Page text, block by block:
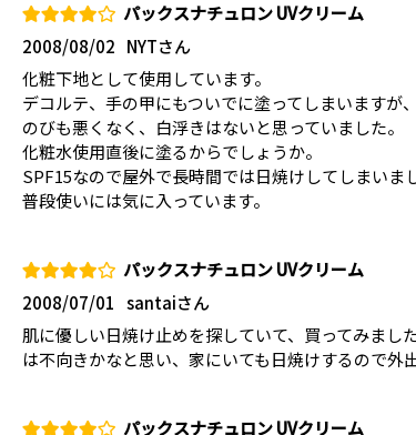
パックスナチュロン UVクリーム
NYTさん
2008/08/02
化粧下地として使用しています。
デコルテ、手の甲にもついでに塗ってしまいますが、
のびも悪くなく、白浮きはないと思っていました。
化粧水使用直後に塗るからでしょうか。
SPF15なので屋外で長時間では日焼けしてしまいま
普段使いには気に入っています。
パックスナチュロン UVクリーム
santaiさん
2008/07/01
肌に優しい日焼け止めを探していて、買ってみま
は不向きかなと思い、家にいても日焼けするので外
パックスナチュロン UVクリーム